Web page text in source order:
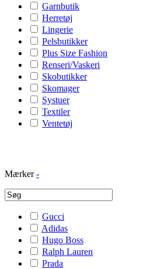
Garnbutik
Herretøj
Lingerie
Pelsbutikker
Plus Size Fashion
Renseri/Vaskeri
Skobutikker
Skomager
Systuer
Textiler
Ventetøj
Mærker -
Gucci
Adidas
Hugo Boss
Ralph Lauren
Prada